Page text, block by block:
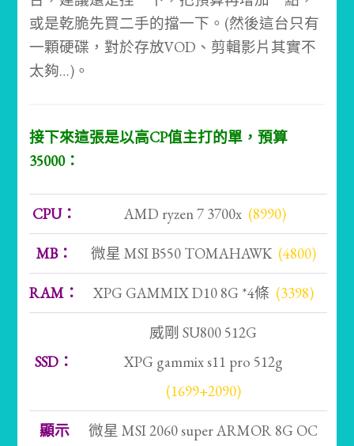
或是乾脆先買二手的擋一下。(然後這台只有
一顆硬碟，對於存放VOD、剪輯影片其實不
太夠…)。
接下來這張是以高CP值主打的單，預算
35000：
CPU： AMD ryzen 7 3700x (8990)
MB：
微星 MSI B550 TOMAHAWK (4800)
RAM：
XPG GAMMIX D10 8G *4條 (3398)
SSD：
威剛 SU800 512G
XPG gammix s11 pro 512g
(1699+2090)
顯示
微星 MSI 2060 super ARMOR 8G OC